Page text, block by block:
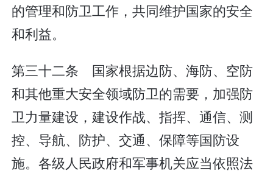
的管理和防卫工作，共同维护国家的安全
和利益。
第三十二条 国家根据边防、海防、空防
和其他重大安全领域防卫的需要，加强防
卫力量建设，建设作战、指挥、通信、测
控、导航、防护、交通、保障等国防设
施。各级人民政府和军事机关应当依照法